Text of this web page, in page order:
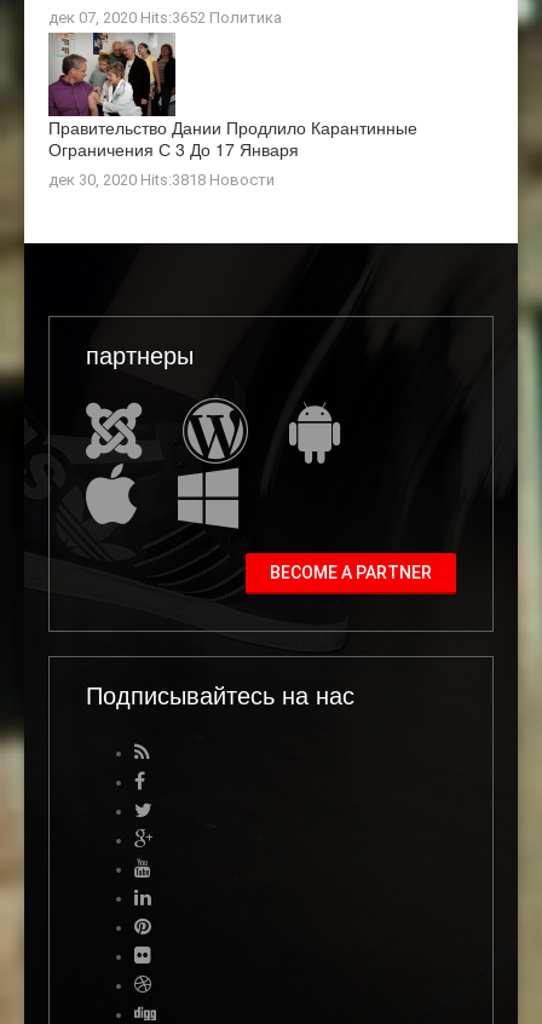
дек 07, 2020 Hits:3652 Политика
Правительство Дании Продлило Карантинные
Ограничения С 3 До 17 Января
дек 30, 2020 Hits:3818 Новости
партнеры
BECOME A PARTNER
Подписывайтесь на нас